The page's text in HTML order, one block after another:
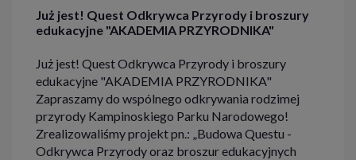
Już jest! Quest Odkrywca Przyrody i broszury
edukacyjne "AKADEMIA PRZYRODNIKA"
Już jest! Quest Odkrywca Przyrody i broszury
edukacyjne "AKADEMIA PRZYRODNIKA"
Zapraszamy do wspólnego odkrywania rodzimej
przyrody Kampinoskiego Parku Narodowego!
Zrealizowaliśmy projekt pn.: „Budowa Questu -
Odkrywca Przyrody oraz broszur edukacyjnych